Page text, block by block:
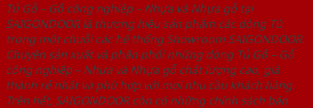
Tủ Gỗ – Gỗ công nghiêp – Nhựa và Nhựa gỗ tại
SAIGONDOOR là thương hiệu sản phẩm các dòng Tủ
trong một chuỗi các hệ thống Showroom SAIGONDOOR.
Chuyên sản xuất và phân phối những dòng Tủ Gỗ – Gỗ
công nghiêp – Nhựa và Nhựa gỗ chất lượng cao, giá
thành rẻ nhất và phù hợp với mọi nhu cầu khách hàng.
Trên hết, SAIGONDOOR còn có những chính sách bán